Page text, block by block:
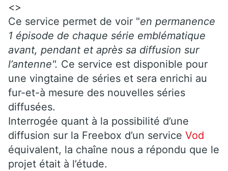
<>
Ce service permet de voir "en permanence
1 épisode de chaque série emblématique
avant, pendant et après sa diffusion sur
l’antenne". Ce service est disponible pour
une vingtaine de séries et sera enrichi au
fur-et-à mesure des nouvelles séries
diffusées.
Interrogée quant à la possibilité d’une
diffusion sur la Freebox d’un service Vod
équivalent, la chaîne nous a répondu que le
projet était à l’étude.